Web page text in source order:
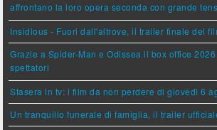
affrontano la loro opera seconda con grande
Insidious - Fuori dall'altrove, il trailer finale del
Grazie a Spider-Man e Odissea il box office
spettatori
Stasera in tv: i film da non perdere di giovedì 6
Un tranquillo funerale di famiglia, il trailer